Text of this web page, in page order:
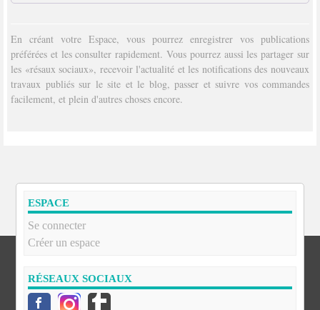
En créant votre Espace, vous pourrez enregistrer vos publications
préférées et les consulter rapidement. Vous pourrez aussi les partager sur
les «résaux sociaux», recevoir l'actualité et les notifications des nouveaux
travaux publiés sur le site et le blog, passer et suivre vos commandes
facilement, et plein d'autres choses encore.
ESPACE
Se connecter
Créer un espace
RÉSEAUX SOCIAUX